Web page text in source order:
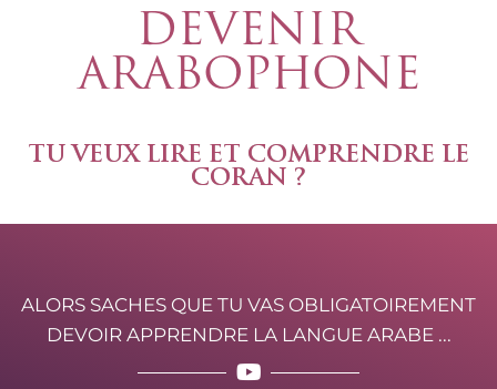
DEVENIR
ARABOPHONE
TU VEUX LIRE ET COMPRENDRE LE
CORAN ?
ALORS SACHES QUE TU VAS OBLIGATOIREMENT
DEVOIR APPRENDRE LA LANGUE ARABE ...